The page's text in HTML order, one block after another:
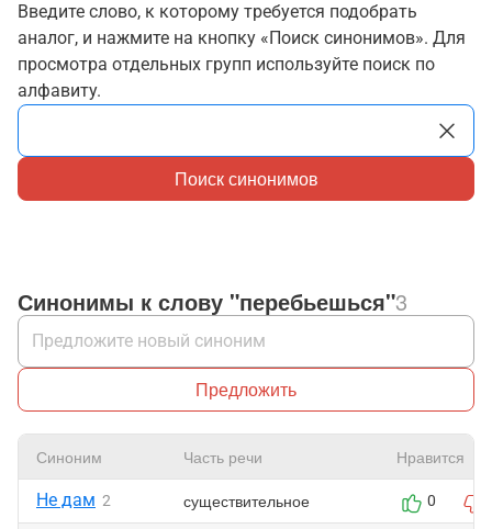
Введите слово, к которому требуется подобрать
аналог, и нажмите на кнопку «Поиск синонимов». Для
просмотра отдельных групп используйте поиск по
алфавиту.
Поиск синонимов
Синонимы к слову "перебьешься"3
Предложить
Синоним Часть речи Нравится
Не дам 2 существительное 0